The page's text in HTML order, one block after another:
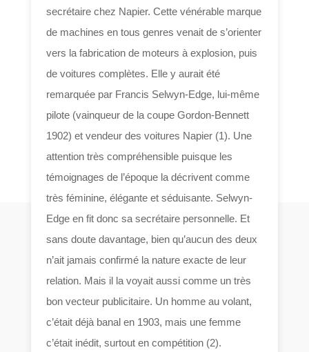
secrétaire chez Napier. Cette vénérable marque
de machines en tous genres venait de s’orienter
vers la fabrication de moteurs à explosion, puis
de voitures complètes. Elle y aurait été
remarquée par Francis Selwyn-Edge, lui-même
pilote (vainqueur de la coupe Gordon-Bennett
1902) et vendeur des voitures Napier (1). Une
attention très compréhensible puisque les
témoignages de l’époque la décrivent comme
très féminine, élégante et séduisante. Selwyn-
Edge en fit donc sa secrétaire personnelle. Et
sans doute davantage, bien qu’aucun des deux
n’ait jamais confirmé la nature exacte de leur
relation. Mais il la voyait aussi comme un très
bon vecteur publicitaire. Un homme au volant,
c’était déjà banal en 1903, mais une femme
c’était inédit, surtout en compétition (2).